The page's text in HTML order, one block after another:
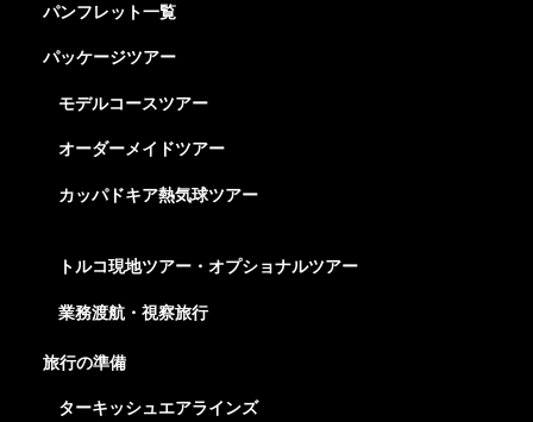
パンフレット一覧
パッケージツアー
モデルコースツアー
オーダーメイドツアー
カッパドキア熱気球ツアー
トルコ現地ツアー・オプショナルツアー
業務渡航・視察旅行
旅行の準備
ターキッシュエアラインズ